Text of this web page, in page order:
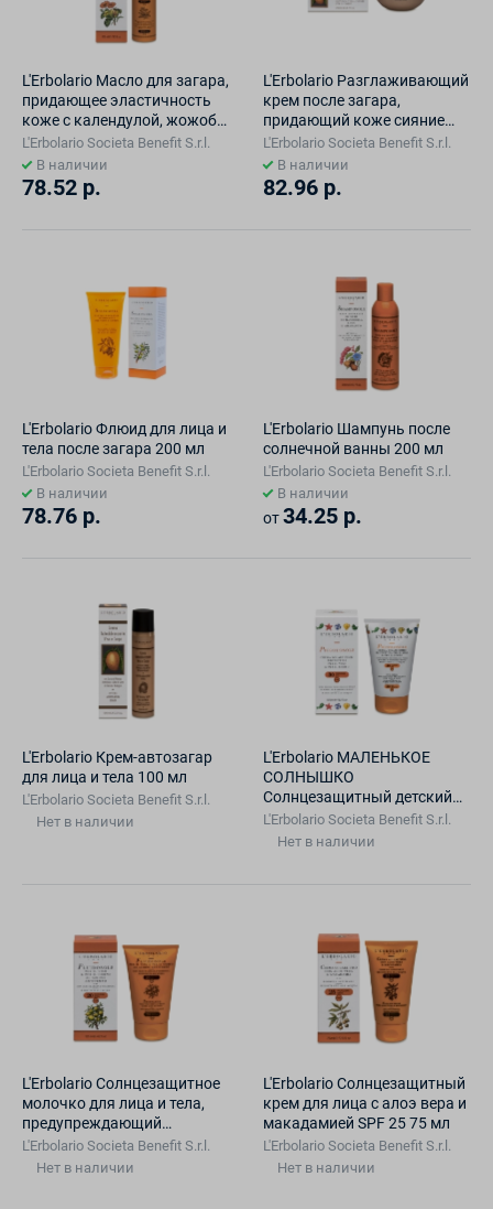
L'Erbolario Масло для загара,
придающее эластичность
коже с календулой, жожоба
и чашечками грецкого
ореха SPF 6 100 мл
L'Erbolario Societа Benefit S.r.l.
В наличии
78.52 р.
L'Erbolario Разглаживающий
крем после загара,
придающий коже сияние
200 мл
L'Erbolario Societа Benefit S.r.l.
В наличии
82.96 р.
L'Erbolario Флюид для лица и
тела после загара 200 мл
L'Erbolario Societа Benefit S.r.l.
В наличии
78.76 р.
L'Erbolario Шампунь после
солнечной ванны 200 мл
L'Erbolario Societа Benefit S.r.l.
В наличии
от34.25 р.
L'Erbolario Крем-автозагар
для лица и тела 100 мл
L'Erbolario Societа Benefit S.r.l.
Нет в наличии
L'Erbolario МАЛЕНЬКОЕ
СОЛНЫШКО
Солнцезащитный детский
крем для лица и тела SPF 30
125 мл
L'Erbolario Societа Benefit S.r.l.
Нет в наличии
L'Erbolario Солнцезащитное
молочко для лица и тела,
предупреждающий
старение с антивозрастным
действием SPF 20 125 мл
L'Erbolario Societа Benefit S.r.l.
Нет в наличии
L'Erbolario Солнцезащитный
крем для лица с алоэ вера и
макадамией SPF 25 75 мл
L'Erbolario Societа Benefit S.r.l.
Нет в наличии